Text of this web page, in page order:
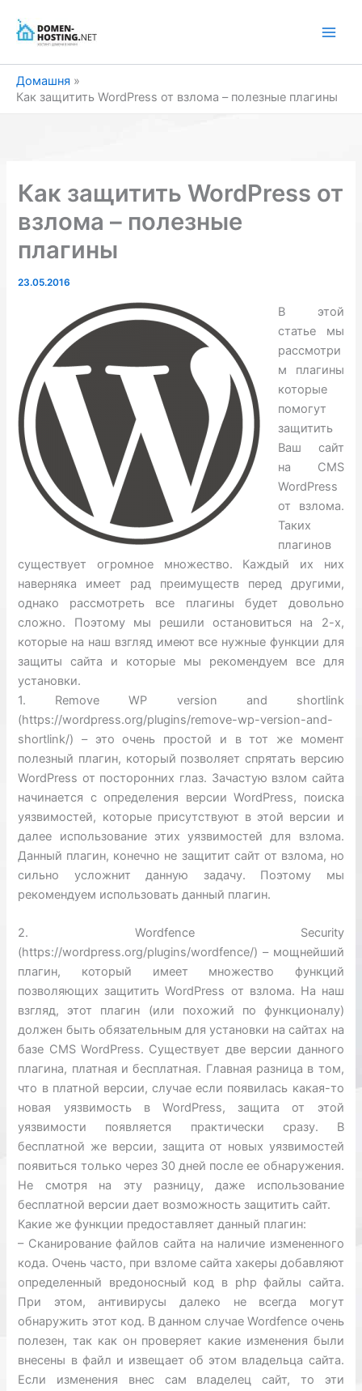
Домашня
Как защитить WordPress от взлома – полезные плагины
Как защитить WordPress от
взлома – полезные
плагины
23.05.2016
В этой
статье мы
рассмотри
м плагины
которые
помогут
защитить
Ваш сайт
на CMS
WordPress
от взлома.
Таких
плагинов
существует огромное множество. Каждый их них
наверняка имеет рад преимуществ перед другими,
однако рассмотреть все плагины будет довольно
сложно. Поэтому мы решили остановиться на 2-х,
которые на наш взгляд имеют все нужные функции для
защиты сайта и которые мы рекомендуем все для
установки.
1. Remove WP version and shortlink
(https://wordpress.org/plugins/remove-wp-version-and-
shortlink/) – это очень простой и в тот же момент
полезный плагин, который позволяет спрятать версию
WordPress от посторонних глаз. Зачастую взлом сайта
начинается с определения версии WordPress, поиска
уязвимостей, которые присутствуют в этой версии и
далее использование этих уязвимостей для взлома.
Данный плагин, конечно не защитит сайт от взлома, но
сильно усложнит данную задачу. Поэтому мы
рекомендуем использовать данный плагин.
2. Wordfence Security
(https://wordpress.org/plugins/wordfence/) – мощнейший
плагин, который имеет множество функций
позволяющих защитить WordPress от взлома. На наш
взгляд, этот плагин (или похожий по функционалу)
должен быть обязательным для установки на сайтах на
базе CMS WordPress. Существует две версии данного
плагина, платная и бесплатная. Главная разница в том,
что в платной версии, случае если появилась какая-то
новая уязвимость в WordPress, защита от этой
уязвимости появляется практически сразу. В
бесплатной же версии, защита от новых уязвимостей
появиться только через 30 дней после ее обнаружения.
Не смотря на эту разницу, даже использование
бесплатной версии дает возможность защитить сайт.
Какие же функции предоставляет данный плагин:
– Сканирование файлов сайта на наличие измененного
кода. Очень часто, при взломе сайта хакеры добавляют
определенный вредоносный код в php файлы сайта.
При этом, антивирусы далеко не всегда могут
обнаружить этот код. В данном случае Wordfence очень
полезен, так как он проверяет какие изменения были
внесены в файл и извещает об этом владельца сайта.
Если изменения внес сам владелец сайт, то эти